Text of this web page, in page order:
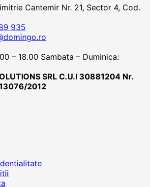
Cantemir Nr. 21, Sector 4, Cod.
935
– 18.00 Sambata – Duminica:
SRL C.U.I 30881204 Nr.
2012